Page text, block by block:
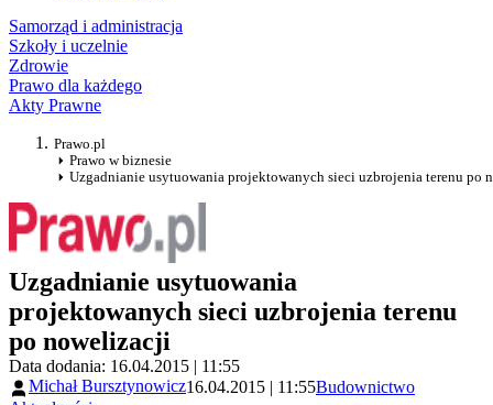
Samorząd i administracja
Szkoły i uczelnie
Zdrowie
Prawo dla każdego
Akty Prawne
Prawo.pl
Prawo w biznesie
Uzgadnianie usytuowania projektowanych sieci uzbrojenia terenu po
Uzgadnianie usytuowania
projektowanych sieci uzbrojenia terenu
po nowelizacji
Data dodania: 16.04.2015 | 11:55
Michał Bursztynowicz16.04.2015 | 11:55Budownictwo